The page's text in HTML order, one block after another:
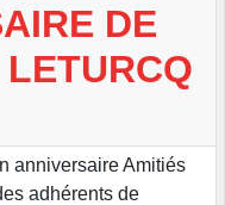
DE
anniversaire Amitiés
adhérents de